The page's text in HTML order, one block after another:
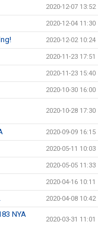
2020-12-07 13:52
2020-12-04 11:30
2020-12-02 10:24
2020-11-23 17:51
2020-11-23 15:40
2020-10-30 16:00
2020-10-28 17:30
2020-09-09 16:15
2020-05-11 10:03
2020-05-05 11:33
2020-04-16 10:11
2020-04-08 10:42
NYA
2020-03-31 11:01